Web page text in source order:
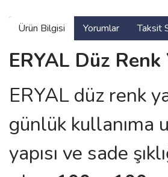
Ürün Bilgisi Yorumlar Taksit
ERYAL Düz Renk
ERYAL düz renk
günlük kullanıma
yapısı ve sade